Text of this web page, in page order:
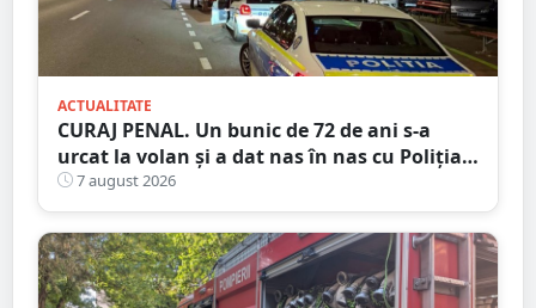
ACTUALITATE
CURAJ PENAL. Un bunic de 72 de ani s-a
urcat la volan și a dat nas în nas cu Poliția
Satu Mare
7 august 2026